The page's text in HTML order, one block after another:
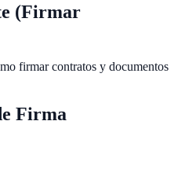
(Firmar
firmar contratos y documentos
Firma